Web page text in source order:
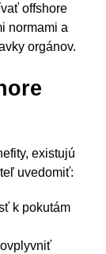
offshore
normami a
orgánov.
existujú
uvedomiť:
k pokutám